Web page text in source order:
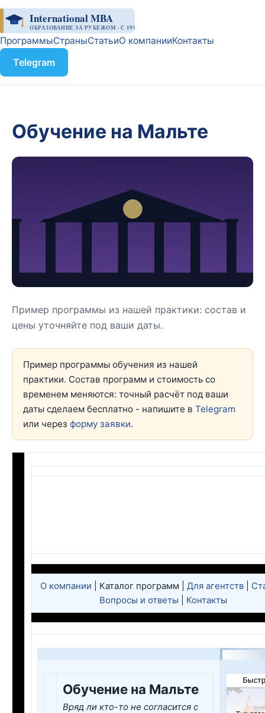
International MBA
ОБРАЗОВАНИЕ ЗА РУБЕЖОМ · С 1998
ПрограммыСтраныСтатьиО компанииКонтакты
Telegram
Обучение на Мальте
Пример программы из нашей практики: состав и
цены уточняйте под ваши даты.
Пример программы обучения из нашей
практики. Состав программ и стоимость со
временем меняются: точный расчёт под ваши
даты сделаем бесплатно - напишите в Telegram
или через форму заявки.
О компании | Каталог программ | Для агентств|
Вопросы и ответы
Контакты
Обучение на Мальте
Вряд ли кто-то не согласится с